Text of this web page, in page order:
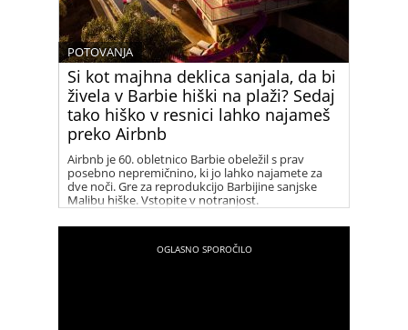
Si kot majhna deklica sanjala, da bi
živela v Barbie hiški na plaži? Sedaj
tako hiško v resnici lahko najameš
preko Airbnb
POTOVANJA
Airbnb je 60. obletnico Barbie obeležil s prav
posebno nepremičnino, ki jo lahko najamete za
dve noči. Gre za reprodukcijo Barbijine sanjske
Malibu hiške. Vstopite v notranjost.